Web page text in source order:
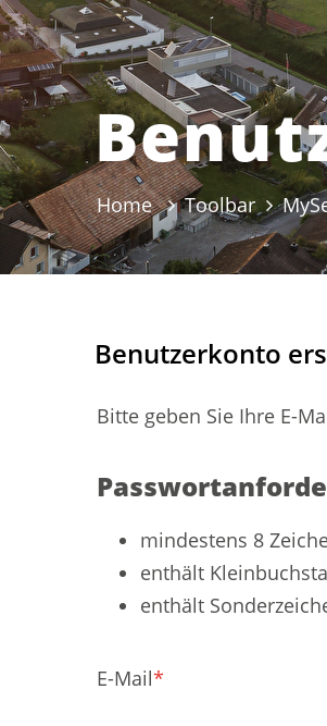
Home Toolbar
Benutzerkonto
Bitte geben Sie Ihre E-
mindestens 8
enthält
enthält
E-Mail*